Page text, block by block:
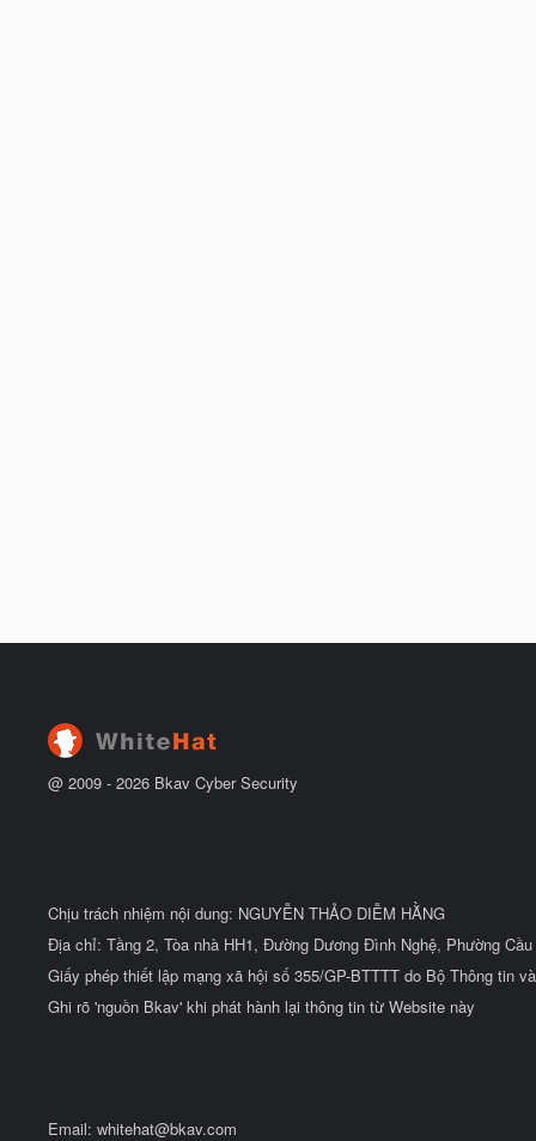
@ 2009 - 2026 Bkav Cyber Security
Chịu trách nhiệm nội dung: NGUYỄN THẢO DIỄM HẰNG
Địa chỉ: Tầng 2, Tòa nhà HH1, Đường Dương Đình Nghệ, Phường
Giấy phép thiết lập mạng xã hội số 355/GP-BTTTT do Bộ Thông tin
Ghi rõ 'nguồn Bkav' khi phát hành lại thông tin từ Website này
Email: whitehat@bkav.com